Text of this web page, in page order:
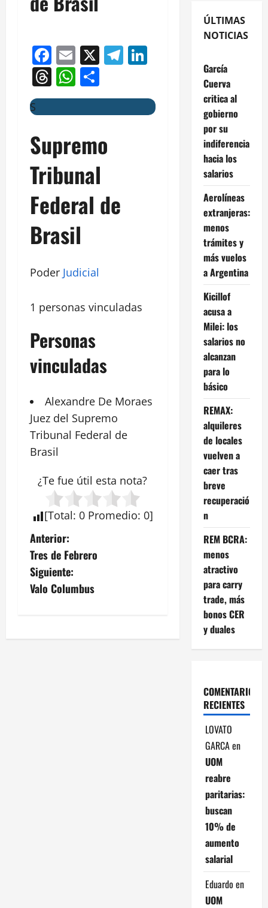
Facebook
Email
X Telegram
Threads
WhatsApp
S
Supremo
Tribunal
Federal de
Brasil
Poder Judicial
1 personas vinculadas
Personas
vinculadas
Alexandre De Moraes
Juez del Supremo
Tribunal Federal de
Brasil
¿Te fue útil esta nota?
[Total: 0 Promedio: 0]
N
a
v
g
Anterior:
Tres de Febrero
Siguiente:
Valo Columbus
ÚLTIMAS
NOTICIAS
García
Cuerva
critica al
gobierno
por su
indiferencia
hacia los
salarios
Aerolíneas
extranjeras:
menos
trámites y
más vuelos
a Argentina
Kicillof
acusa a
Milei: los
salarios no
alcanzan
para lo
básico
REMAX:
alquileres
de locales
vuelven a
caer tras
breve
recuperació
n
REM BCRA:
menos
atractivo
para carry
trade, más
bonos CER
y duales
COMENTARIOS
RECIENTES
LOVATO
GARCAen
UOM
reabre
paritarias:
buscan
10% de
aumento
salarial
Eduardo en
UOM